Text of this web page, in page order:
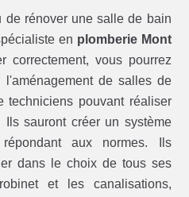
de rénover une salle de bain
en plomberie Mont
correctement, vous pourrez
de salles de
techniciens pouvant réaliser
Ils sauront créer un système
aux normes. Ils
dans le choix de tous ses
et les canalisations,